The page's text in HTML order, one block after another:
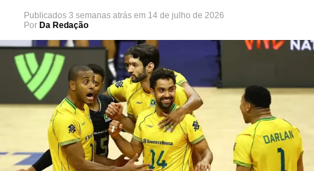
Publicados 3 semanas atrás em 14 de julho de 2026
Por Da Redação